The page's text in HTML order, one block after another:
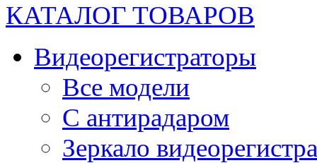
КАТАЛОГ ТОВАРОВ
Видеорегистраторы
Все модели
C антирадаром
Зеркало